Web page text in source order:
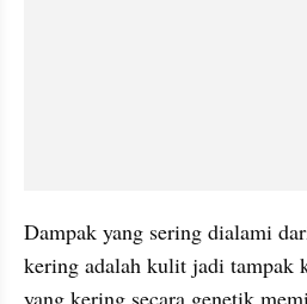
Dampak yang sering dialami
kering adalah kulit jadi tampak
yang kering secara genetik